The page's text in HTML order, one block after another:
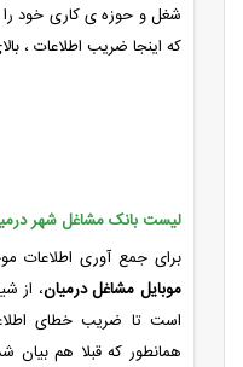
شغل و حوزه ی کاری خود
که اینجا ضریب اطلاعات ، بالای 75 درصد در نظر گرفته شده
لیست بانک مشاغل شهر
برای جمع آوری اطلاعات
موبایل مشاغل درمیان، از
است تا ضریب خطای
همانطور که قبلا هم بیان